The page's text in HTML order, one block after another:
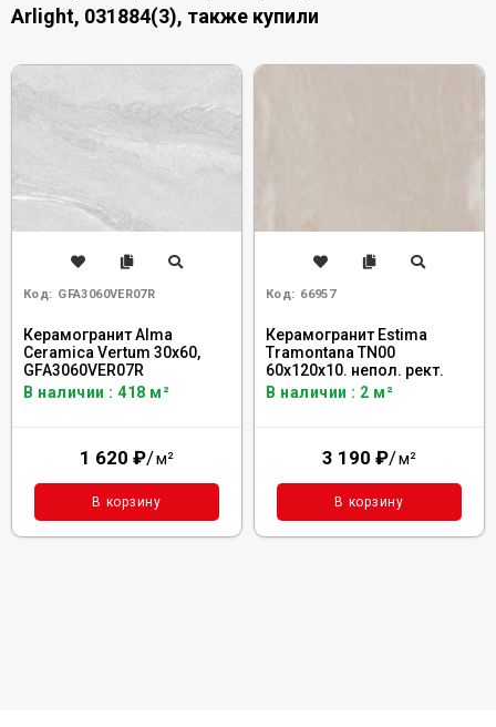
Arlight, 031884(3), также купили
Код: GFA3060VER07R
Керамогранит Alma
Ceramica Vertum 30x60,
GFA3060VER07R
В наличии : 418 м²
1 620 ₽/м²
В корзину
Код: 66957
Керамогранит Estima
Tramontana TN00
60x120x10. непол. рект.
В наличии : 2 м²
3 190 ₽/м²
В корзину